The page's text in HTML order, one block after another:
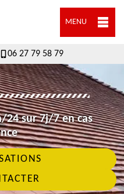
MENU
06 27 79 58 79
24 sur 7j/7 en cas